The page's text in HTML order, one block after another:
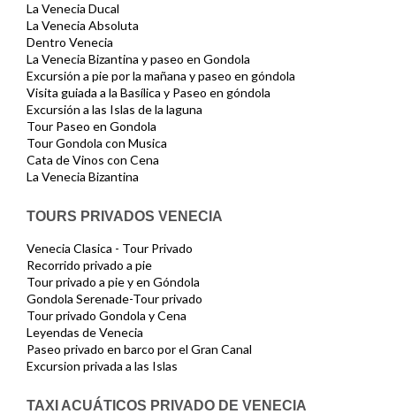
La Venecia Ducal
La Venecia Absoluta
Dentro Venecia
La Venecia Bizantina y paseo en Gondola
Excursión a pie por la mañana y paseo en góndola
Visita guiada a la Basílica y Paseo en góndola
Excursión a las Islas de la laguna
Tour Paseo en Gondola
Tour Gondola con Musica
Cata de Vinos con Cena
La Venecia Bizantina
TOURS PRIVADOS VENECIA
Venecia Clasica - Tour Privado
Recorrido privado a pie
Tour privado a pie y en Góndola
Gondola Serenade-Tour privado
Tour privado Gondola y Cena
Leyendas de Venecia
Paseo privado en barco por el Gran Canal
Excursion privada a las Islas
TAXI ACUÁTICOS PRIVADO DE VENECIA